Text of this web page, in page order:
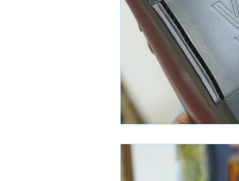
johnlobb edward green
crockett&jones